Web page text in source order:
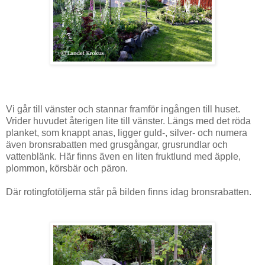
Vi går till vänster och stannar framför ingången till huset.
Vrider huvudet återigen lite till vänster. Längs med det röda
planket, som knappt anas, ligger guld-, silver- och numera
även bronsrabatten med grusgångar, grusrundlar och
vattenblänk. Här finns även en liten fruktlund med äpple,
plommon, körsbär och päron.
Där rotingfotöljerna står på bilden finns idag bronsrabatten.